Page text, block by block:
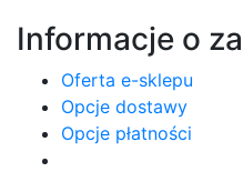
Informacje o
Oferta e-sklepu
Opcje dostawy
Opcje płatności